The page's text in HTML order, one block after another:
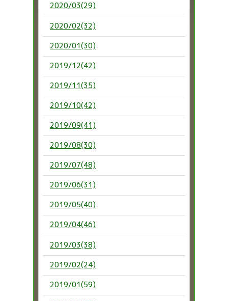
2020/03(29)
2020/02(32)
2020/01(30)
2019/12(42)
2019/11(35)
2019/10(42)
2019/09(41)
2019/08(30)
2019/07(48)
2019/06(31)
2019/05(40)
2019/04(46)
2019/03(38)
2019/02(24)
2019/01(59)